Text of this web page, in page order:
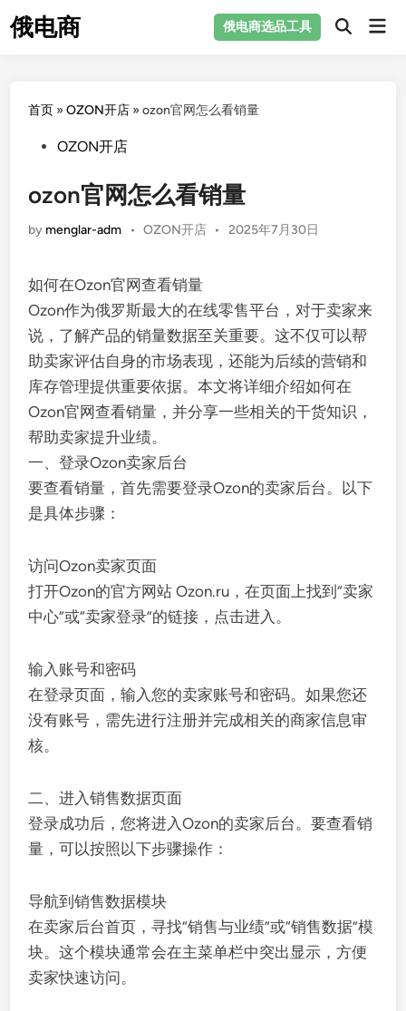
to俄电商 俄电商选品工具
首页 »OZON开店 »ozon官网怎么看销量
PostedOZON开店
ozon官网怎么看销量
by menglar-adm • Posted
OZON开店 • 2025年7月30日
如何在Ozon官网查看销量
Ozon作为俄罗斯最大的在线零售平台，对于卖家来
说，了解产品的销量数据至关重要。这不仅可以帮
助卖家评估自身的市场表现，还能为后续的营销和
库存管理提供重要依据。本文将详细介绍如何在
Ozon官网查看销量，并分享一些相关的干货知识，
帮助卖家提升业绩。
一、登录Ozon卖家后台
要查看销量，首先需要登录Ozon的卖家后台。以下
是具体步骤：
访问Ozon卖家页面
打开Ozon的官方网站 Ozon.ru，在页面上找到“卖家
中心”或“卖家登录”的链接，点击进入。
输入账号和密码
在登录页面，输入您的卖家账号和密码。如果您还
没有账号，需先进行注册并完成相关的商家信息审
核。
二、进入销售数据页面
登录成功后，您将进入Ozon的卖家后台。要查看销
量，可以按照以下步骤操作：
导航到销售数据模块
在卖家后台首页，寻找“销售与业绩”或“销售数据”模
块。这个模块通常会在主菜单栏中突出显示，方便
卖家快速访问。